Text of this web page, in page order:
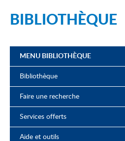
BIBLIOTHÈQUE
MENU BIBLIOTHÈQUE
Bibliothèque
Faire une recherche
Services offerts
Aide et outils